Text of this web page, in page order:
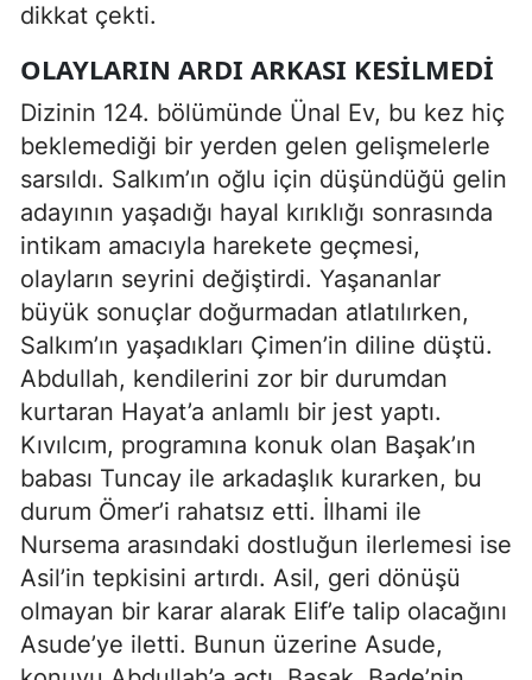
dikkat çekti.
OLAYLARIN ARDI ARKASI KESILMEDI
Dizinin 124. bölümünde Ünal Ev, bu kez hiç
beklemediği bir yerden gelen gelişmelerle
sarsıldı. Salkım’ın oğlu için düşündüğü gelin
adayının yaşadığı hayal kırıklığı sonrasında
intikam amacıyla harekete geçmesi,
olayların seyrini değiştirdi. Yaşananlar
büyük sonuçlar doğurmadan atlatılırken,
Salkım’ın yaşadıkları Çimen’in diline düştü.
Abdullah, kendilerini zor bir durumdan
kurtaran Hayat’a anlamlı bir jest yaptı.
Kıvılcım, programına konuk olan Başak’ın
babası Tuncay ile arkadaşlık kurarken, bu
durum Ömer’i rahatsız etti. İlhami ile
Nursema arasındaki dostluğun ilerlemesi ise
Asil’in tepkisini artırdı. Asil, geri dönüşü
olmayan bir karar alarak Elif’e talip olacağını
Asude’ye iletti. Bunun üzerine Asude,